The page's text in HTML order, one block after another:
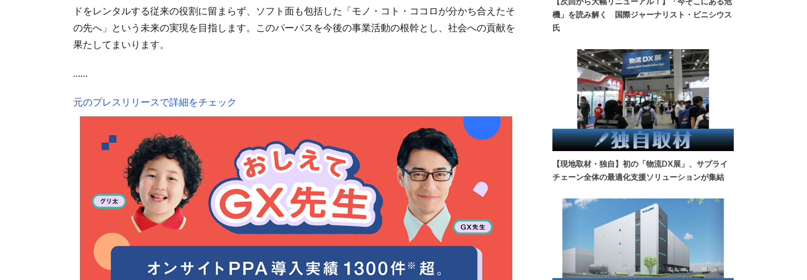
ドをレンタルする従来の役割に留まらず、ソフト面も包括した「モノ・コト・ココロが分かち合えたそ
の先へ」という未来の実現を目指します。このパーパスを今後の事業活動の根幹とし、社会への貢献を
果たしてまいります。
……
元のプレスリリースで詳細をチェック
機」を読み解く 国際ジャーナリスト・ビニシウス
氏
【現地取材・独自】初の「物流DX展」、サプライ
チェーン全体の最適化支援ソリューションが集結